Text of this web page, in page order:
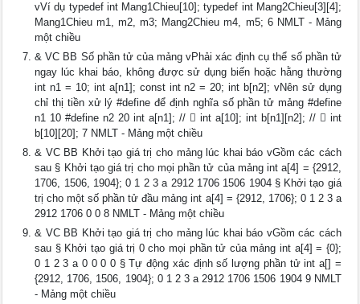
vVí dụ typedef int Mang1Chieu[10]; typedef int Mang2Chieu[3][4];
Mang1Chieu m1, m2, m3; Mang2Chieu m4, m5; 6 NMLT - Mảng
một chiều
& VC BB Số phần tử của mảng vPhải xác định cụ thể số phần tử
ngay lúc khai báo, không được sử dụng biến hoặc hằng thường
int n1 = 10; int a[n1]; const int n2 = 20; int b[n2]; vNên sử dụng
chỉ thị tiền xử lý #define để định nghĩa số phần tử mảng #define
n1 10 #define n2 20 int a[n1]; //  int a[10]; int b[n1][n2]; //  int
b[10][20]; 7 NMLT - Mảng một chiều
& VC BB Khởi tạo giá trị cho mảng lúc khai báo vGồm các cách
sau § Khởi tạo giá trị cho mọi phần tử của mảng int a[4] = {2912,
1706, 1506, 1904}; 0 1 2 3 a 2912 1706 1506 1904 § Khởi tạo giá
trị cho một số phần tử đầu mảng int a[4] = {2912, 1706}; 0 1 2 3 a
2912 1706 0 0 8 NMLT - Mảng một chiều
& VC BB Khởi tạo giá trị cho mảng lúc khai báo vGồm các cách
sau § Khởi tạo giá trị 0 cho mọi phần tử của mảng int a[4] = {0};
0 1 2 3 a 0 0 0 0 § Tự động xác định số lượng phần tử int a[] =
{2912, 1706, 1506, 1904}; 0 1 2 3 a 2912 1706 1506 1904 9 NMLT
- Mảng một chiều